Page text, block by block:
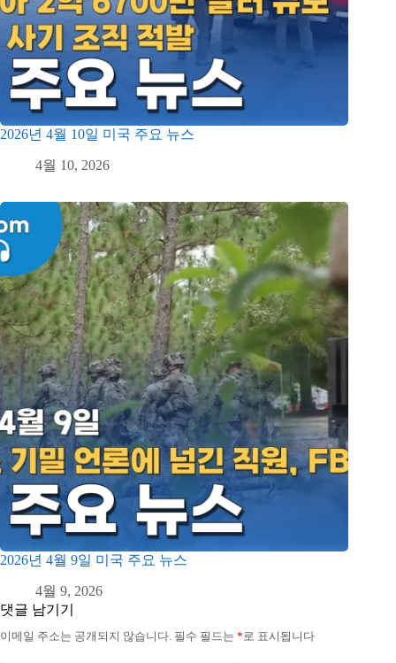
2026년 4월 10일 미국 주요 뉴스
4월 10, 2026
2026년 4월 9일 미국 주요 뉴스
4월 9, 2026
댓글 남기기
이메일 주소는 공개되지 않습니다. 필수 필드는 *로 표시됩니다